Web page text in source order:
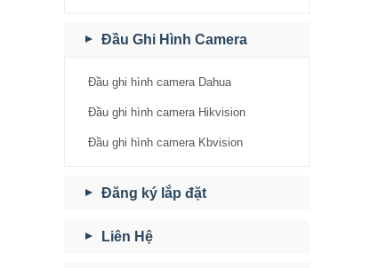
Đầu Ghi Hình Camera
Đầu ghi hình camera Dahua
Đầu ghi hình camera Hikvision
Đầu ghi hình camera Kbvision
Đăng ký lắp đặt
Liên Hệ